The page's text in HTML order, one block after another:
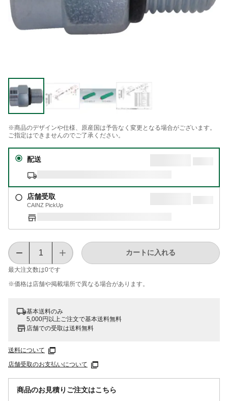
※商品のデザインや仕様、原産国は予告なく変更となる場合がございます。
ご指定はできませんのでご了承ください。
配送
店舗受取
CAINZ PickUp
最大注文数は0です
カートに入れる
※価格は​店舗や​掲載場所で​異なる​場合が​あります。
基本送料のみ
5,000円以上ご注文で基本送料無料
店舗での受取は送料無料
送料について
店舗受取のお支払いについて
商品のお見積りご注文はこちら